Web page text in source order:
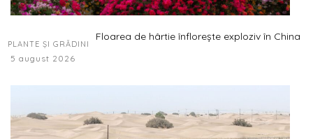
PLANTE ȘI GRĂDINI
Floarea de hârtie înflorește exploziv în China
5 august 2026